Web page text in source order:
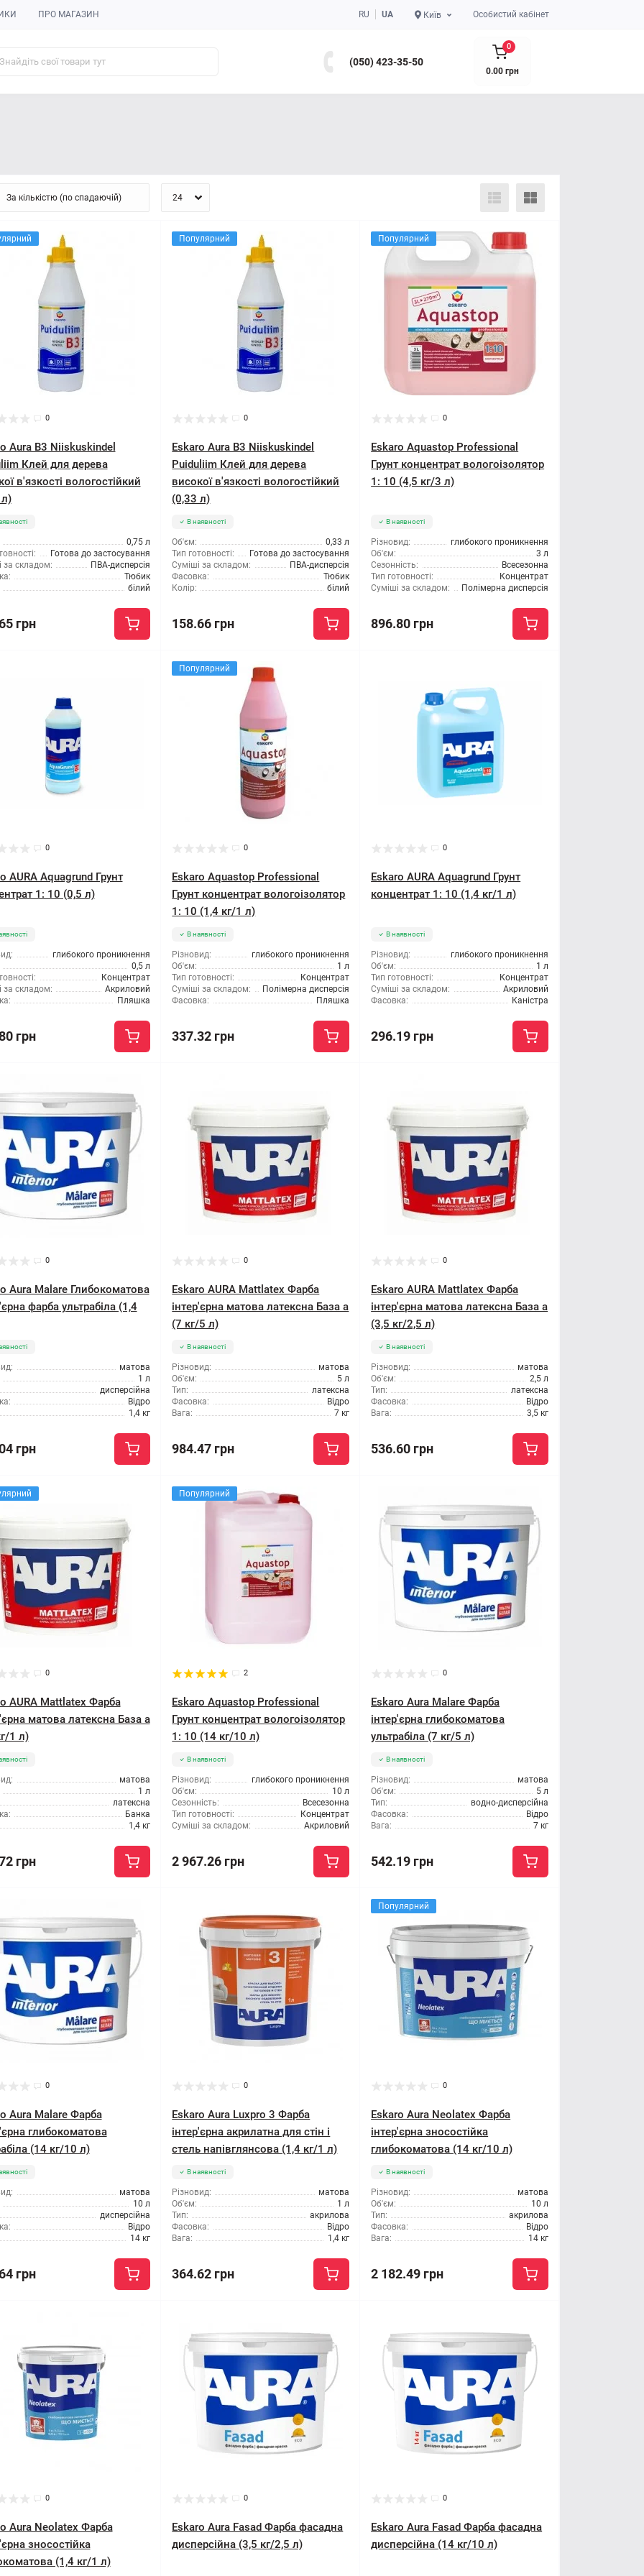
ПРО МАГАЗИН RU UA Київ Особистий кабінет
(050) 423-35-50
0
0.00 грн
0
Aura B3 Niiskuskindel
Клей для дерева
в'язкості вологостійкий
0,75 л
Готова до застосування
за складом:
ПВА-дисперсія
Тюбик
білий
грн
Популярний
0
Eskaro Aura B3 Niiskuskindel
Puiduliim Клей для дерева
високої в'язкості вологостійкий
(0,33 л)
В наявності
Об'єм:
0,33 л
Тип готовності:
Готова до застосування
Суміші за складом:
ПВА-дисперсія
Фасовка:
Тюбик
Колір:
білий
158.66 грн
Популярний
0
Eskaro Aquastop Professional
Грунт концентрат вологоізолятор
1: 10 (4,5 кг/3 л)
В наявності
Різновид:
глибокого проникнення
Об'єм:
3 л
Сезонність:
Всесезонна
Тип готовності:
Концентрат
Суміші за складом:
Полімерна дисперсія
896.80 грн
0
AURA Aquagrund Грунт
1: 10 (0,5 л)
глибокого проникнення
0,5 л
Концентрат
за складом:
Акриловий
Пляшка
грн
Популярний
0
Eskaro Aquastop Professional
Грунт концентрат вологоізолятор
1: 10 (1,4 кг/1 л)
В наявності
Різновид:
глибокого проникнення
Об'єм:
1 л
Тип готовності:
Концентрат
Суміші за складом:
Полімерна дисперсія
Фасовка:
Пляшка
337.32 грн
0
Eskaro AURA Aquagrund Грунт
концентрат 1: 10 (1,4 кг/1 л)
В наявності
Різновид:
глибокого проникнення
Об'єм:
1 л
Тип готовності:
Концентрат
Суміші за складом:
Акриловий
Фасовка:
Каністра
296.19 грн
0
Aura Malare Глибокоматова
фарба ультрабіла (1,4
матова
1 л
дисперсійна
Відро
1,4 кг
грн
0
Eskaro AURA Mattlatex Фарба
інтер'єрна матова латексна База а
(7 кг/5 л)
В наявності
Різновид:
матова
Об'єм:
5 л
Тип:
латексна
Фасовка:
Відро
Вага:
7 кг
984.47 грн
0
Eskaro AURA Mattlatex Фарба
інтер'єрна матова латексна База а
(3,5 кг/2,5 л)
В наявності
Різновид:
матова
Об'єм:
2,5 л
Тип:
латексна
Фасовка:
Відро
Вага:
3,5 кг
536.60 грн
0
AURA Mattlatex Фарба
матова латексна База а
1 л)
матова
1 л
латексна
Банка
1,4 кг
грн
Популярний
2
Eskaro Aquastop Professional
Грунт концентрат вологоізолятор
1: 10 (14 кг/10 л)
В наявності
Різновид:
глибокого проникнення
Об'єм:
10 л
Сезонність:
Всесезонна
Тип готовності:
Концентрат
Суміші за складом:
Акриловий
2 967.26 грн
0
Eskaro Aura Malare Фарба
інтер'єрна глибокоматова
ультрабіла (7 кг/5 л)
В наявності
Різновид:
матова
Об'єм:
5 л
Тип:
водно-дисперсійна
Фасовка:
Відро
Вага:
7 кг
542.19 грн
0
Aura Malare Фарба
глибокоматова
(14 кг/10 л)
матова
10 л
дисперсійна
Відро
14 кг
грн
0
Eskaro Aura Luxpro 3 Фарба
інтер'єрна акрилатна для стін і
стель напівглянсова (1,4 кг/1 л)
В наявності
Різновид:
матова
Об'єм:
1 л
Тип:
акрилова
Фасовка:
Відро
Вага:
1,4 кг
364.62 грн
Популярний
0
Eskaro Aura Neolatex Фарба
інтер'єрна зносостійка
глибокоматова (14 кг/10 л)
В наявності
Різновид:
матова
Об'єм:
10 л
Тип:
акрилова
Фасовка:
Відро
Вага:
14 кг
2 182.49 грн
0
Aura Neolatex Фарба
зносостійка
(1,4 кг/1 л)
0
Eskaro Aura Fasad Фарба фасадна
дисперсійна (3,5 кг/2,5 л)
0
Eskaro Aura Fasad Фарба фасадна
дисперсійна (14 кг/10 л)